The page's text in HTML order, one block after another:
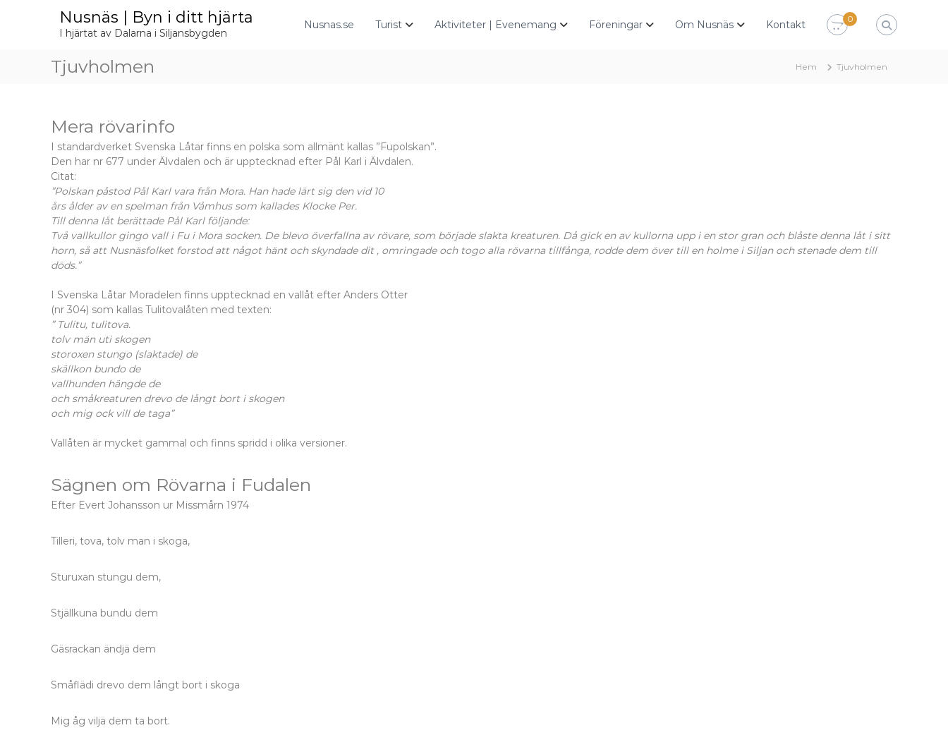
Nusnäs | Byn i ditt hjärta
I hjärtat av Dalarna i Siljansbygden
Nusnas.se Turist Aktiviteter | Evenemang Föreningar Om Nusnäs Kontakt 0
Tjuvholmen Hem Tjuvholmen
Mera rövarinfo
I standardverket Svenska Låtar finns en polska som allmänt kallas ”Fupolskan”.
Den har nr 677 under Älvdalen och är upptecknad efter Pål Karl i Älvdalen.
Citat:
”Polskan påstod Pål Karl vara från Mora. Han hade lärt sig den vid 10
års ålder av en spelman från Våmhus som kallades Klocke Per.
Till denna låt berättade Pål Karl följande:
Två vallkullor gingo vall i Fu i Mora socken. De blevo överfallna av rövare, som började slakta kreaturen. Då gick en av kullorna upp i en stor gran och blåste denna låt i sitt
horn, så att Nusnäsfolket forstod att något hänt och skyndade dit , omringade och togo alla rövarna tillfånga, rodde dem över till en holme i Siljan och stenade dem till
döds.”
I Svenska Låtar Moradelen finns upptecknad en vallåt efter Anders Otter
(nr 304) som kallas Tulitovalåten med texten:
” Tulitu, tulitova.
tolv män uti skogen
storoxen stungo (slaktade) de
skällkon bundo de
vallhunden hängde de
och småkreaturen drevo de långt bort i skogen
och mig ock vill de taga”
Vallåten är mycket gammal och finns spridd i olika versioner.
Sägnen om Rövarna i Fudalen
Efter Evert Johansson ur Missmårn 1974
Tilleri, tova, tolv man i skoga,
Sturuxan stungu dem,
Stjällkuna bundu dem
Gäsrackan ändjä dem
Småflädi drevo dem långt bort i skoga
Mig åg viljä dem ta bort.